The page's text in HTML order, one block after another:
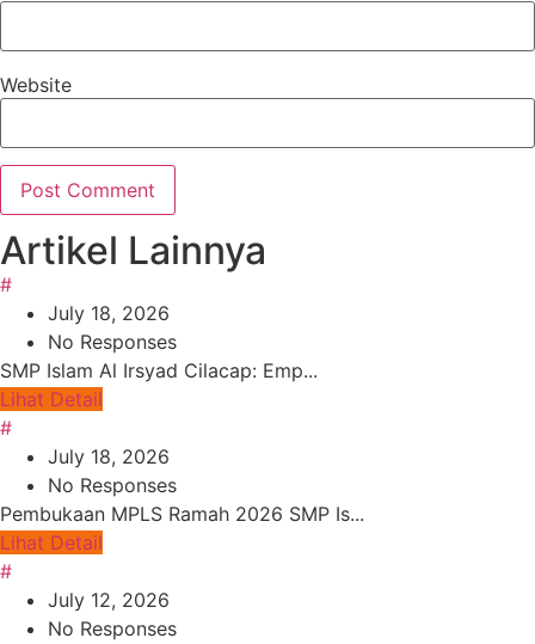
Website
Artikel Lainnya
#
July 18, 2026
No Responses
SMP Islam Al Irsyad Cilacap: Emp...
Lihat Detail
#
July 18, 2026
No Responses
Pembukaan MPLS Ramah 2026 SMP Is...
Lihat Detail
#
July 12, 2026
No Responses